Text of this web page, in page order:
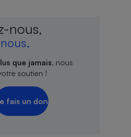
nous,
que jamais, nous
soutien !
fais un don